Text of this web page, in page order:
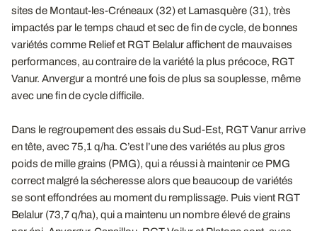
sites de Montaut-les-Créneaux (32) et Lamasquère (31), très
impactés par le temps chaud et sec de fin de cycle, de bonnes
variétés comme Relief et RGT Belalur affichent de mauvaises
performances, au contraire de la variété la plus précoce, RGT
Vanur. Anvergur a montré une fois de plus sa souplesse, même
avec une fin de cycle difficile.
Dans le regroupement des essais du Sud-Est, RGT Vanur arrive
en tête, avec 75,1 q/ha. C’est l’une des variétés au plus gros
poids de mille grains (PMG), qui a réussi à maintenir ce PMG
correct malgré la sécheresse alors que beaucoup de variétés
se sont effondrées au moment du remplissage. Puis vient RGT
Belalur (73,7 q/ha), qui a maintenu un nombre élevé de grains